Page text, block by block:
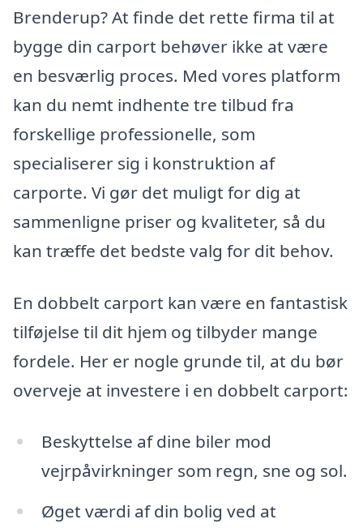
Brenderup? At finde det rette firma til at
bygge din carport behøver ikke at være
en besværlig proces. Med vores platform
kan du nemt indhente tre tilbud fra
forskellige professionelle, som
specialiserer sig i konstruktion af
carporte. Vi gør det muligt for dig at
sammenligne priser og kvaliteter, så du
kan træffe det bedste valg for dit behov.
En dobbelt carport kan være en fantastisk
tilføjelse til dit hjem og tilbyder mange
fordele. Her er nogle grunde til, at du bør
overveje at investere i en dobbelt carport:
Beskyttelse af dine biler mod
vejrpåvirkninger som regn, sne og sol.
Øget værdi af din bolig ved at